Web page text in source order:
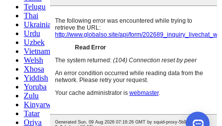
Telugu
Thai
Ukrainian
Urdu
Uzbek
Vietnamese
Welsh
Xhosa
Yiddish
Yoruba
Zulu
Kinyarwanda
Tatar
Oriya